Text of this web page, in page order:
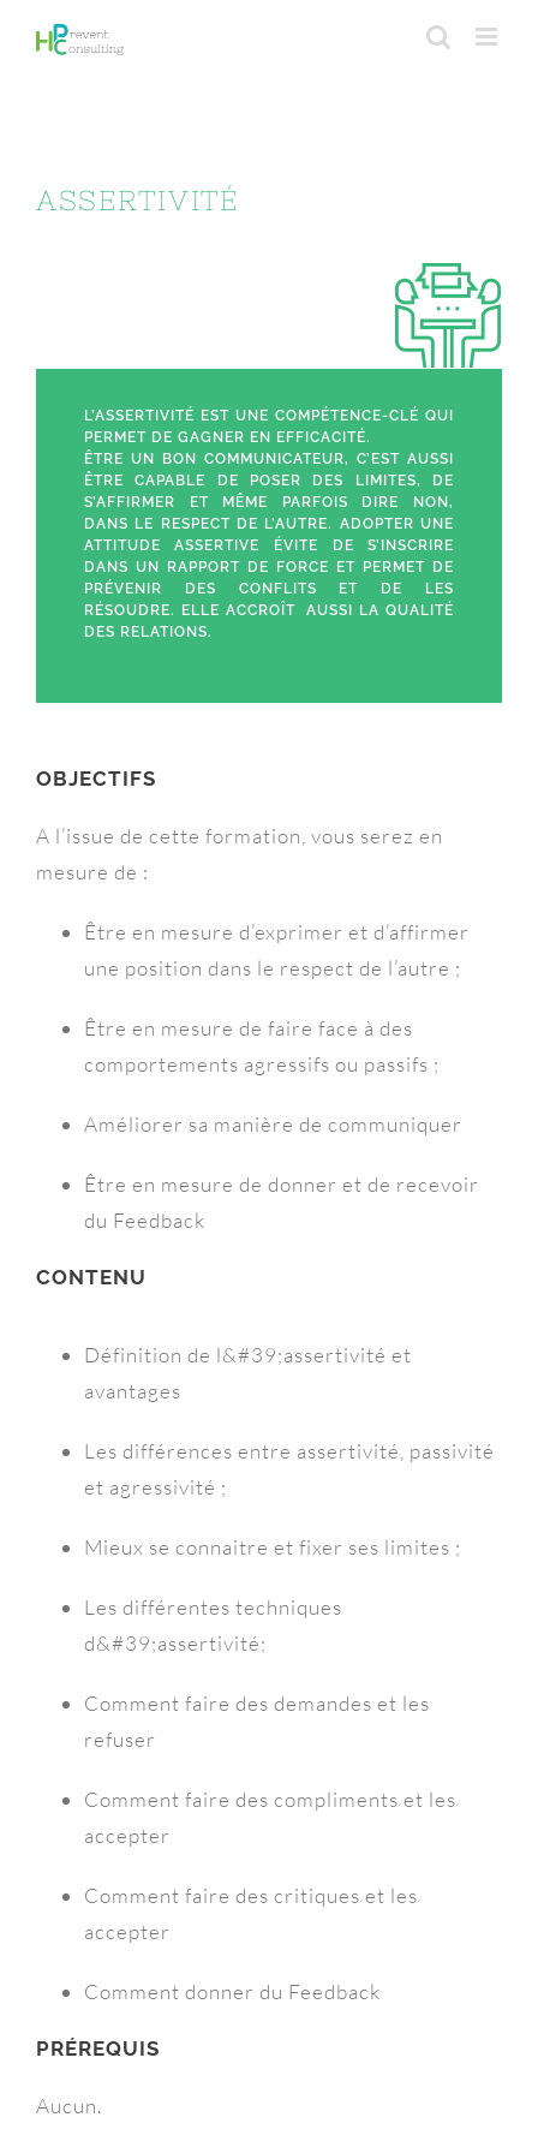
ASSERTIVITÉ
L’ASSERTIVITÉ EST UNE COMPÉTENCE-CLÉ QUI
PERMET DE GAGNER EN EFFICACITÉ.
ÊTRE UN BON COMMUNICATEUR, C’EST AUSSI
ÊTRE CAPABLE DE POSER DES LIMITES, DE
S’AFFIRMER ET MÊME PARFOIS DIRE NON,
DANS LE RESPECT DE L’AUTRE. ADOPTER UNE
ATTITUDE ASSERTIVE ÉVITE DE S’INSCRIRE
DANS UN RAPPORT DE FORCE ET PERMET DE
PRÉVENIR DES CONFLITS ET DE LES
RÉSOUDRE. ELLE ACCROÎT AUSSI LA QUALITÉ
DES RELATIONS.
OBJECTIFS
A l’issue de cette formation, vous serez en
mesure de :
Être en mesure d’exprimer et d’affirmer
une position dans le respect de l’autre ;
Être en mesure de faire face à des
comportements agressifs ou passifs ;
Améliorer sa manière de communiquer
Être en mesure de donner et de recevoir
du Feedback
CONTENU
Définition de l&#39;assertivité et
avantages
Les différences entre assertivité, passivité
et agressivité ;
Mieux se connaitre et fixer ses limites ;
Les différentes techniques
d&#39;assertivité;
Comment faire des demandes et les
refuser
Comment faire des compliments et les
accepter
Comment faire des critiques et les
accepter
Comment donner du Feedback
PRÉREQUIS
Aucun.